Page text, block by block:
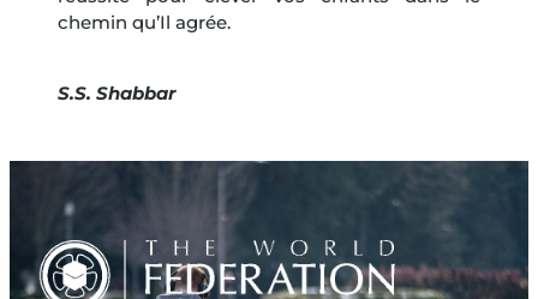
chemin qu’Il agrée.
S.S. Shabbar